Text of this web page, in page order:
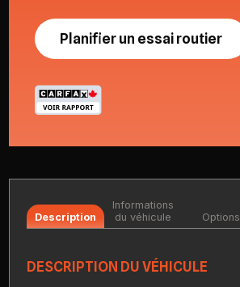
Planifier un essai routier
Description
Informations
du véhicule
Options
DESCRIPTION DU VÉHICULE